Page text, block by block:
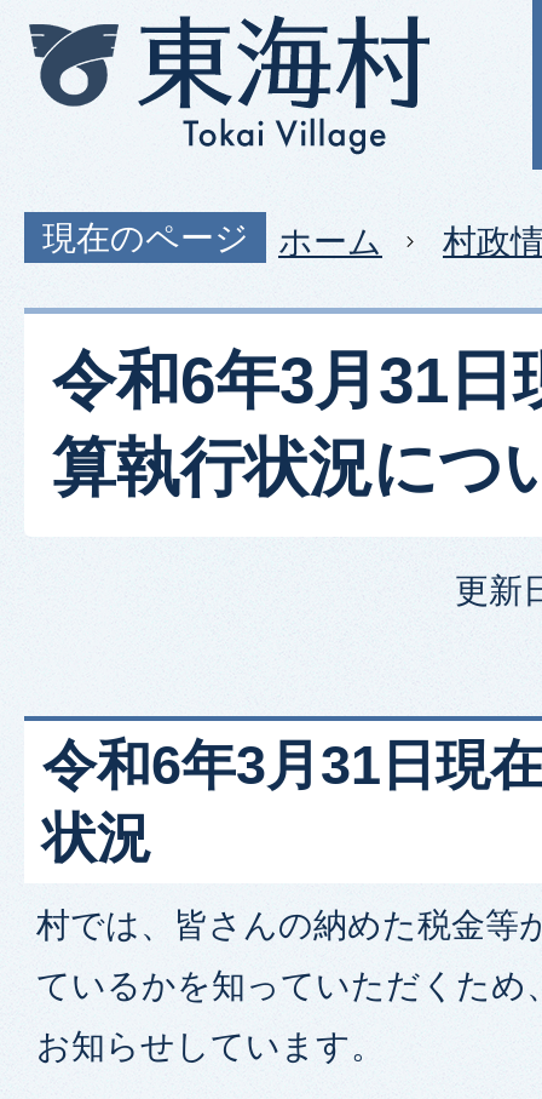
現在のページ ホーム 村政
令和6年3月31日
算執行状況につ
更新
令和6年3月31日現
状況
村では、皆さんの納めた税金等
ているかを知っていただくため
お知らせしています。